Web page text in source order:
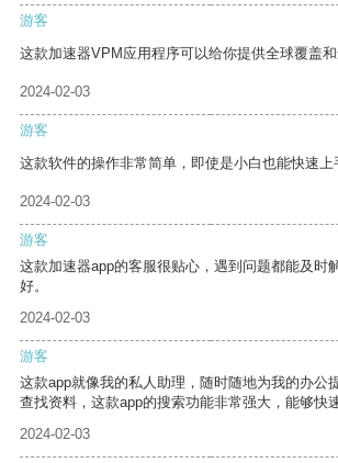
游客
这款加速器VPM应用程序可以给你提供全球覆盖和
2024-02-03
游客
这款软件的操作非常简单，即使是小白也能快速上
2024-02-03
游客
这款加速器app的客服很贴心，遇到问题都能及时
好。
2024-02-03
游客
这款app就像我的私人助理，随时随地为我的办公
查找资料，这款app的搜索功能非常强大，能够快
2024-02-03